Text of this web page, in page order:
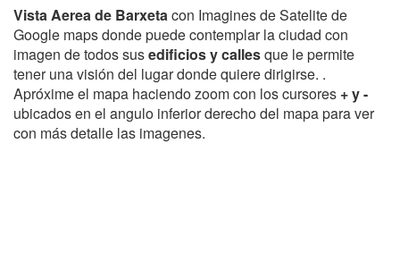
Vista Aerea de Barxetacon Imagines de Satelite de
Google maps donde puede contemplar la ciudad con
imagen de todos susedificios y callesque le permite
tener una visión del lugar donde quiere dirigirse. .
Apróxime el mapa haciendo zoom con los cursores + y -
ubicados en el angulo inferior derecho del mapa para ver
con más detalle las imagenes.